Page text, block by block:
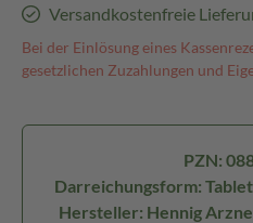
Versandkostenfreie
Bei der Einlösung eines
gesetzlichen Zuzahlungen und
PZN:
Darreichungsform:
Hersteller: Hennig